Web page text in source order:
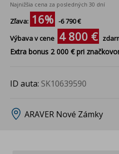
Najnižšia cena za posledných 30 dní
Zľava: 16% -6 790 €
Výbava v cene 4 800 €
Extra bonus 2 000 € pri
ID auta: SK10639590
ARAVER Nové Zámky